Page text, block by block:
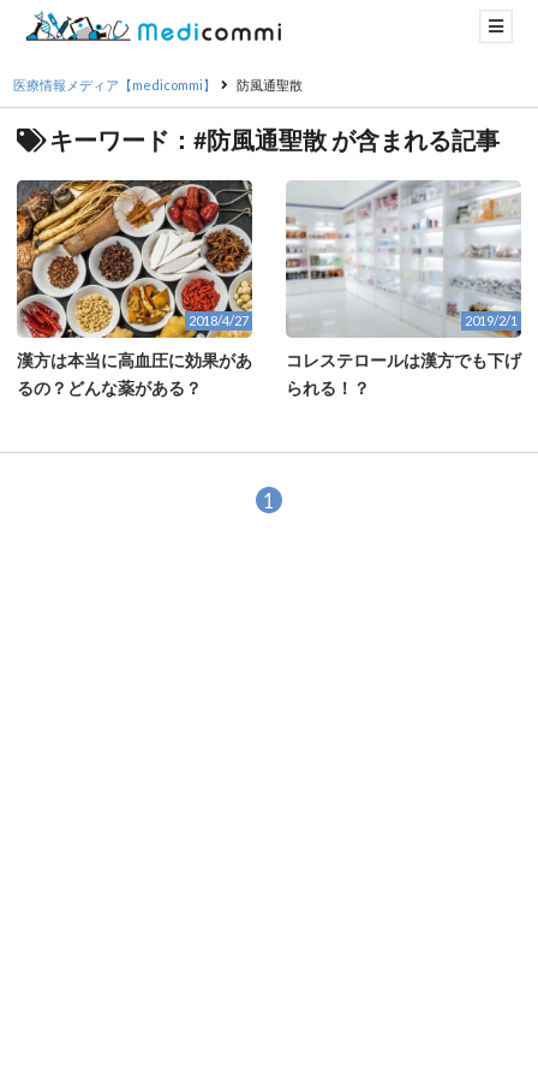
医療情報メディア【medicommi】 防風通聖散
キーワード：#防風通聖散 が含まれる記事
2018/4/27
漢方は本当に高血圧に効果があ
るの？どんな薬がある？
2019/2/1
コレステロールは漢方でも下げ
られる！？
1